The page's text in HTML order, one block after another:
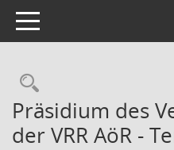
Toggle navigation
Präsidium des
der VRR AöR -